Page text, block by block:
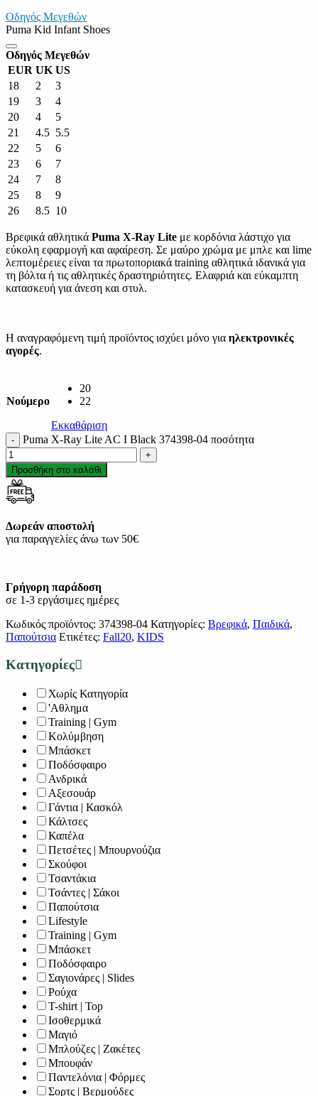
Οδηγός Μεγεθών
Puma Kid Infant Shoes
Οδηγός Μεγεθών
EUR UK US
18
2
3
19
3
4
20
4
5
21
4.5 5.5
22
5
6
23
6
7
24
7
8
25
8
9
26
8.5 10
Βρεφικά αθλητικά Puma X-Ray Lite με κορδόνια λάστιχο για
εύκολη εφαρμογή και αφαίρεση. Σε μαύρο χρώμα με μπλε και lime
λεπτομέρειες είναι τα πρωτοποριακά training αθλητικά ιδανικά για
τη βόλτα ή τις αθλητικές δραστηριότητες. Ελαφριά και εύκαμπτη
κατασκευή για άνεση και στυλ.
Η αναγραφόμενη τιμή προϊόντος ισχύει μόνο για ηλεκτρονικές
αγορές.
Νούμερο
20
22
Εκκαθάριση
Puma X-Ray Lite AC I Black 374398-04 ποσότητα
Προσθήκη στο καλάθι
Δωρεάν αποστολή
για παραγγελίες άνω των 50€
Γρήγορη παράδοση
σε 1-3 εργάσιμες ημέρες
Κωδικός προϊόντος: 374398-04 Κατηγορίες: Βρεφικά, Παιδικά,
Παπούτσια Ετικέτες: Fall20, KIDS
Κατηγορίες
Χωρίς Κατηγορία
'Αθλημα
Training | Gym
Κολύμβηση
Μπάσκετ
Ποδόσφαιρο
Ανδρικά
Αξεσουάρ
Γάντια | Κασκόλ
Κάλτσες
Καπέλα
Πετσέτες | Μπουρνούζια
Σκούφοι
Τσαντάκια
Τσάντες | Σάκοι
Παπούτσια
Lifestyle
Training | Gym
Μπάσκετ
Ποδόσφαιρο
Σαγιονάρες | Slides
Ρούχα
T-shirt | Top
Ισοθερμικά
Μαγιό
Μπλούζες | Ζακέτες
Μπουφάν
Παντελόνια | Φόρμες
Σορτς | Βερμούδες